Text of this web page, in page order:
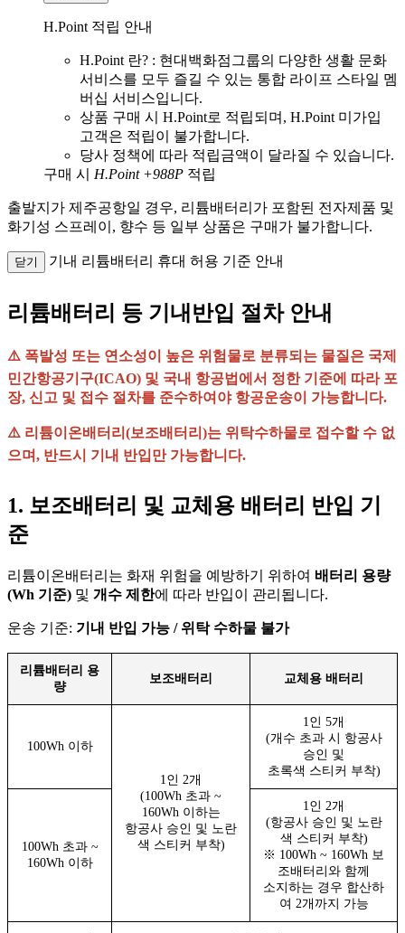
H.Point 적립 안내
H.Point 란? : 현대백화점그룹의 다양한 생활 문화
서비스를 모두 즐길 수 있는 통합 라이프 스타일 멤
버십 서비스입니다.
상품 구매 시 H.Point로 적립되며, H.Point 미가입
고객은 적립이 불가합니다.
당사 정책에 따라 적립금액이 달라질 수 있습니다.
구매 시 H.Point +988P 적립
출발지가 제주공항일 경우, 리튬배터리가 포함된 전자제품 및
화기성 스프레이, 향수 등 일부 상품은 구매가 불가합니다.
닫기 기내 리튬배터리 휴대 허용 기준 안내
리튬배터리 등 기내반입 절차 안내
⚠️ 폭발성 또는 연소성이 높은 위험물로 분류되는 물질은 국제
민간항공기구(ICAO) 및 국내 항공법에서 정한 기준에 따라 포
장, 신고 및 접수 절차를 준수하여야 항공운송이 가능합니다.
⚠️ 리튬이온배터리(보조배터리)는 위탁수하물로 접수할 수 없
으며, 반드시 기내 반입만 가능합니다.
1. 보조배터리 및 교체용 배터리 반입 기
준
리튬이온배터리는 화재 위험을 예방하기 위하여 배터리 용량
(Wh 기준) 및 개수 제한에 따라 반입이 관리됩니다.
운송 기준: 기내 반입 가능 / 위탁 수하물 불가
리튬배터리 용
량
보조배터리 교체용 배터리
100Wh 이하
1인 2개
(100Wh 초과 ~
160Wh 이하는
항공사 승인 및 노란
색 스티커 부착)
1인 5개
(개수 초과 시 항공사
승인 및
초록색 스티커 부착)
100Wh 초과 ~
160Wh 이하
1인 2개
(항공사 승인 및 노란
색 스티커 부착)
※ 100Wh ~ 160Wh 보
조배터리와 함께
소지하는 경우 합산하
여 2개까지 가능